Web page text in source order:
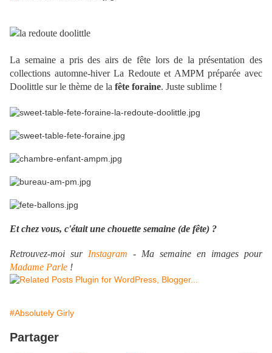
La semaine a pris des airs de fête lors de la présentation des
collections automne-hiver La Redoute et AMPM préparée avec
Doolittle sur le thème de la fête foraine. Juste sublime !
Et chez vous, c'était une chouette semaine (de fête) ?
Retrouvez-moi sur Instagram - Ma semaine en images pour
Madame Parle !
#Absolutely Girly
Partager